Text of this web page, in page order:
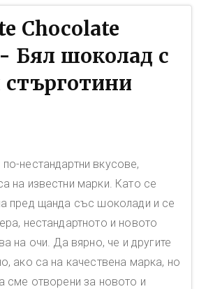
Chocolate
Бял шоколад с
стърготини
нестандартни вкусове,
на известни марки. Като се
пред щанда със шоколади и се
нестандартното и новото
на очи. Да вярно, че и другите
ако са на качествена марка, но
сме отворени за новото и